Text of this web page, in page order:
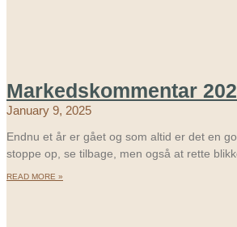
Markedskommentar
January 9, 2025
Endnu et år er gået og som altid er det en
stoppe op, se tilbage, men også at rette
READ MORE »